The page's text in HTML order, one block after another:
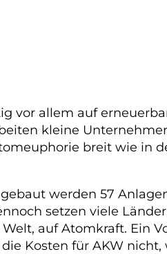
vor allem auf
kleine
breit wie in
werden 57
setzen viele
auf Atomkraft. Ein
Kosten für AKW nicht,